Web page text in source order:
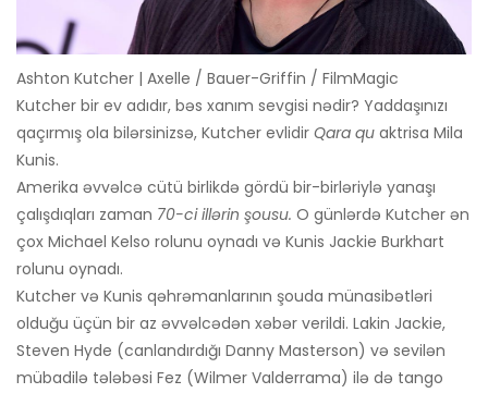
Ashton Kutcher | Axelle / Bauer-Griffin / FilmMagic
Kutcher bir ev adıdır, bəs xanım sevgisi nədir? Yaddaşınızı
qaçırmış ola bilərsinizsə, Kutcher evlidir Qara qu aktrisa Mila
Kunis.
Amerika əvvəlcə cütü birlikdə gördü bir-birləriylə yanaşı
çalışdıqları zaman 70-ci illərin şousu. O günlərdə Kutcher ən
çox Michael Kelso rolunu oynadı və Kunis Jackie Burkhart
rolunu oynadı.
Kutcher və Kunis qəhrəmanlarının şouda münasibətləri
olduğu üçün bir az əvvəlcədən xəbər verildi. Lakin Jackie,
Steven Hyde (canlandırdığı Danny Masterson) və sevilən
mübadilə tələbəsi Fez (Wilmer Valderrama) ilə də tango